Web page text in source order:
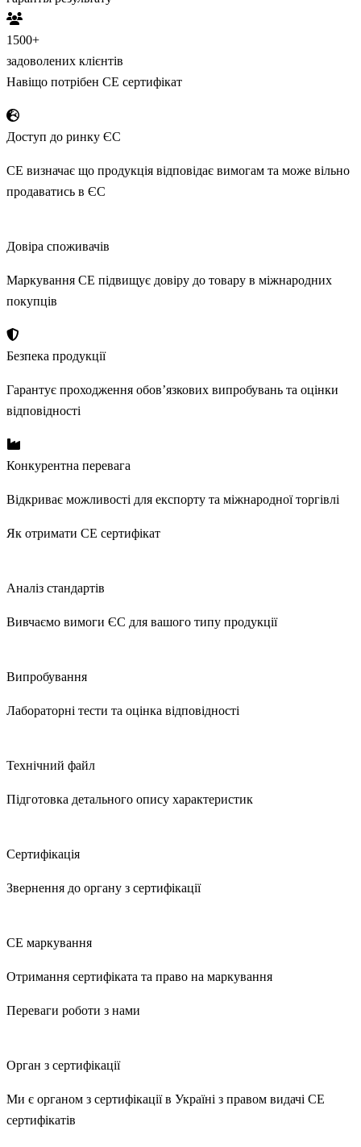
1500+
задоволених клієнтів
Навіщо потрібен CE сертифікат
Доступ до ринку ЄС
CE визначає що продукція відповідає вимогам та може вільно
продаватись в ЄС
Довіра споживачів
Маркування CE підвищує довіру до товару в міжнародних
покупців
Безпека продукції
Гарантує проходження обов’язкових випробувань та оцінки
відповідності
Конкурентна перевага
Відкриває можливості для експорту та міжнародної торгівлі
Як отримати CE сертифікат
Аналіз стандартів
Вивчаємо вимоги ЄС для вашого типу продукції
Випробування
Лабораторні тести та оцінка відповідності
Технічний файл
Підготовка детального опису характеристик
Сертифікація
Звернення до органу з сертифікації
CE маркування
Отримання сертифіката та право на маркування
Переваги роботи з нами
Орган з сертифікації
Ми є органом з сертифікації в Україні з правом видачі CE
сертифікатів